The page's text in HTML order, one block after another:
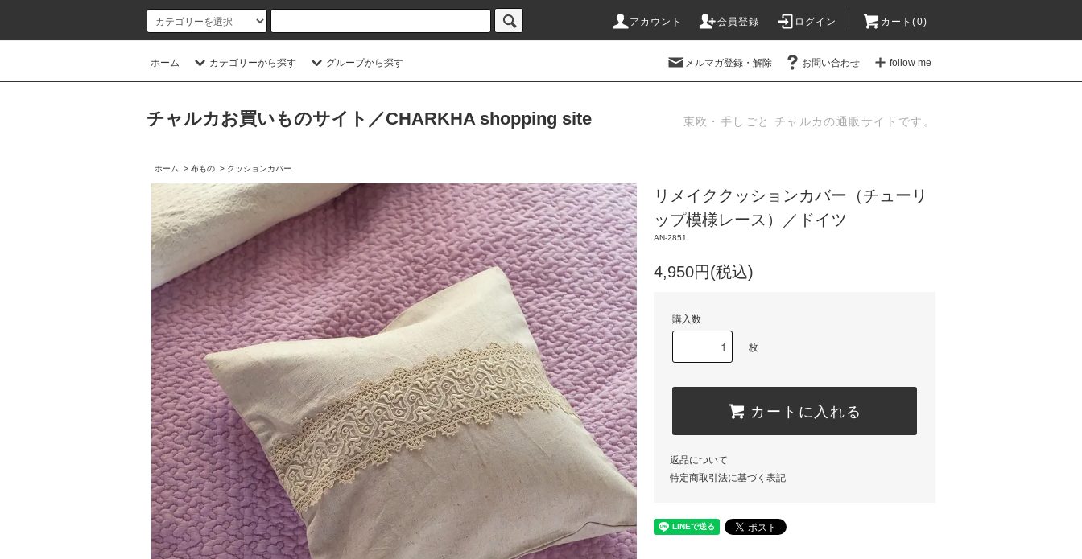
アカウント 会員登録 ログイン カート(0)
ホーム カテゴリーから探す グループから探す メルマガ登録・解除 お問い合わせ follow me
チャルカお買いものサイト／CHARKHA shopping site 東欧・手しごと チャルカの通販サイトです。
ホーム > 布もの > クッションカバー
リメイククッションカバー（チューリ
ップ模様レース）／ドイツ
AN-2851
4,950円(税込)
購入数
枚
カートに入れる
返品について
特定商取引法に基づく表記